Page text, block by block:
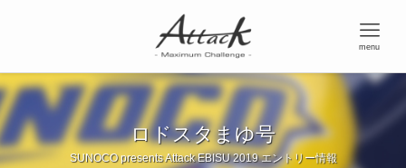
menu
ロドスタまゆ号
SUNOCO presents Attack EBISU 2019 エントリー情報